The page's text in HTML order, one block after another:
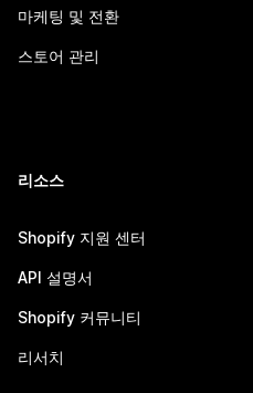
마케팅 및 전환
스토어 관리
리소스
Shopify 지원 센터
API 설명서
Shopify 커뮤니티
리서치